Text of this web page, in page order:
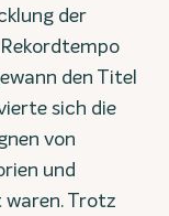
der
den Titel
sich die
von
und
Trotz